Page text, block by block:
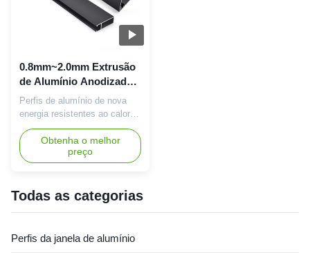
0.8mm~2.0mm Extrusão
de Alumínio Anodizado
Negro 6063 T5 Extrusão
de Alumínio
Perfis de alumínio de nova
energia resistentes ao calor
Profil de alumínio anodizado
Estrutura reforçada Fechadura
de segurança Compatibilidade
Villa Perfis de secção de
de precisão com resistência a
especificamente ...
Obtenha o melhor
preço
Todas as categorias
Perfis da janela de alumínio